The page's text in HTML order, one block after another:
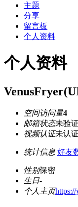
主题
分享
留言板
个人资料
个人资料
VenusFryer
空间访问量4
邮箱状态未验证
视频认证未认证
统计信息 好友
性别保密
生日-
个人主页